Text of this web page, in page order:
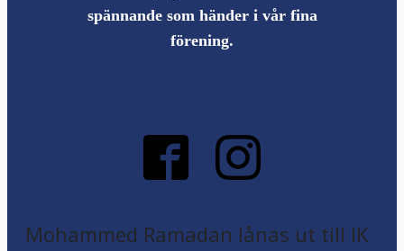
spännande som händer i vår fina
förening.
Mohammed Ramadan lånas ut till IK